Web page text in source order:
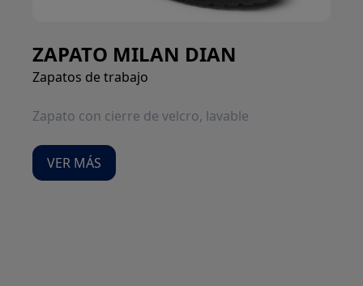
ZAPATO MILAN DIAN
Zapatos de trabajo
Zapato con cierre de velcro, lavable
VER MÁS